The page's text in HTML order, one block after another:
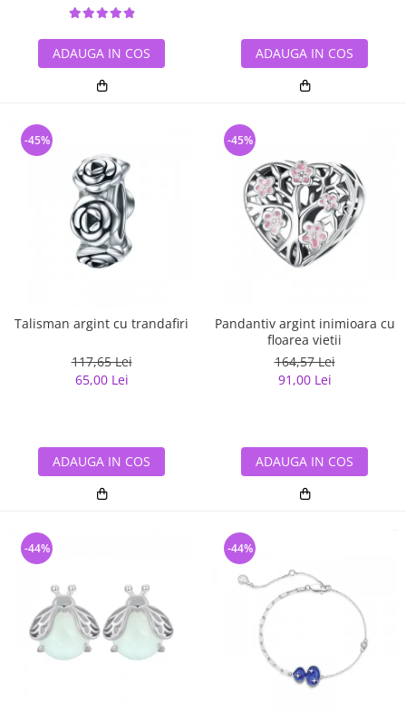
ADAUGA IN COS ADAUGA IN COS
Talisman argint cu trandafiri
117,65 Lei
65,00 Lei
-45%
ADAUGA IN COS
Pandantiv argint inimioara cu
floarea vietii
164,57 Lei
91,00 Lei
-45%
ADAUGA IN COS
-44% -44%